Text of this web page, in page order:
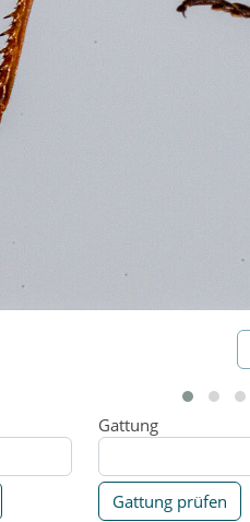
Gattung
Gattung prüfen